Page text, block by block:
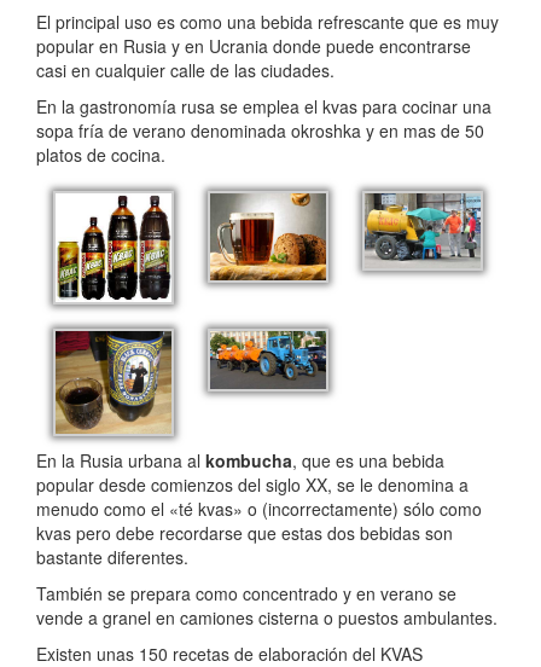
El principal uso es como una bebida refrescante que es muy
popular en Rusia y en Ucrania donde puede encontrarse
casi en cualquier calle de las ciudades.
En la gastronomía rusa se emplea el kvas para cocinar una
sopa fría de verano denominada okroshka y en mas de 50
platos de cocina.
En la Rusia urbana al kombucha, que es una bebida
popular desde comienzos del siglo XX, se le denomina a
menudo como el «té kvas» o (incorrectamente) sólo como
kvas pero debe recordarse que estas dos bebidas son
bastante diferentes.
También se prepara como concentrado y en verano se
vende a granel en camiones cisterna o puestos ambulantes.
Existen unas 150 recetas de elaboración del KVAS